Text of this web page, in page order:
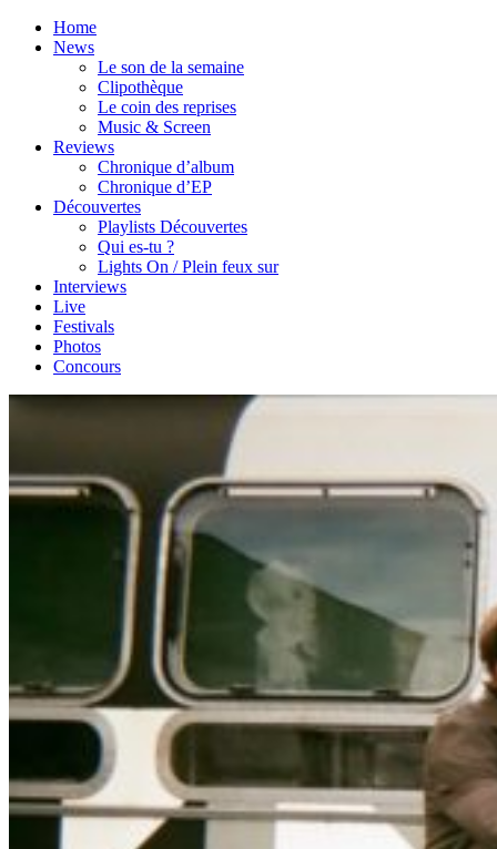
Home
News
Le son de la semaine
Clipothèque
Le coin des reprises
Music & Screen
Reviews
Chronique d’album
Chronique d’EP
Découvertes
Playlists Découvertes
Qui es-tu ?
Lights On / Plein feux sur
Interviews
Live
Festivals
Photos
Concours